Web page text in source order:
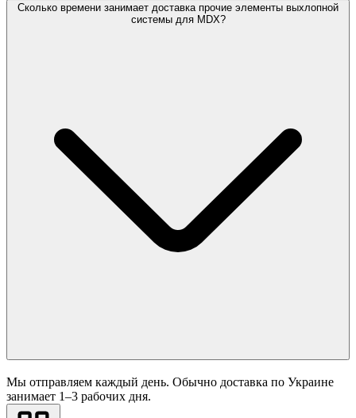
Сколько времени занимает доставка прочие элементы выхлопной
системы для MDX?
Мы отправляем каждый день. Обычно доставка по Украине
занимает 1–3 рабочих дня.